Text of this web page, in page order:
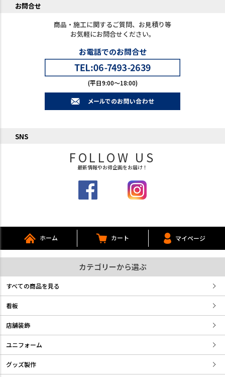
お問合せ
商品・施工に関するご質問、お見積り等
お気軽にお問合せください。
お電話でのお問合せ
(平日9:00～18:00)
SNS
FOLLOW US
最新情報やお得企画をお届け！
ホーム カート マイページ
カテゴリーから選ぶ
すべての商品を見る
看板
店舗装飾
ユニフォーム
グッズ製作